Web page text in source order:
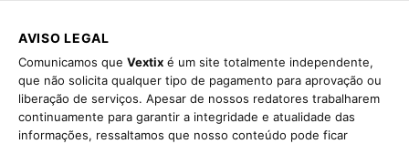
AVISO LEGAL
Comunicamos que Vextix é um site totalmente independente,
que não solicita qualquer tipo de pagamento para aprovação ou
liberação de serviços. Apesar de nossos redatores trabalharem
continuamente para garantir a integridade e atualidade das
informações, ressaltamos que nosso conteúdo pode ficar